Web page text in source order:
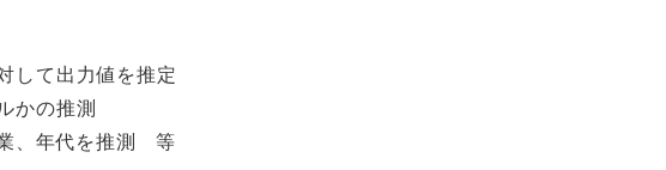
して出力値を推定
かの推測
、年代を推測 等